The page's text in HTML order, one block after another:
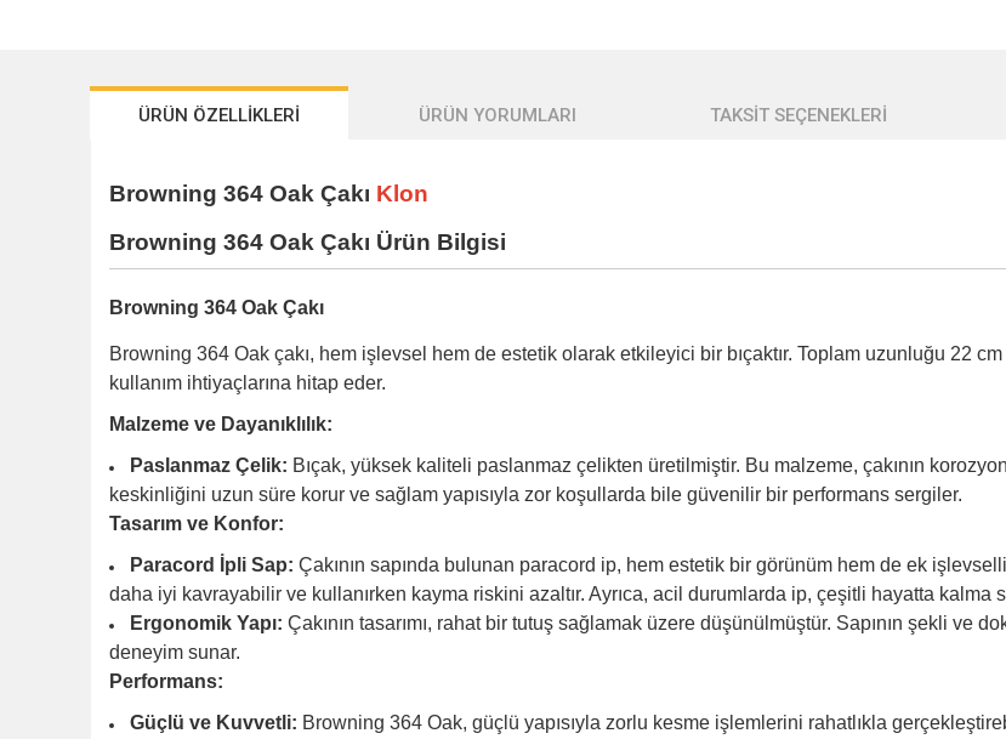
ÜRÜN ÖZELLİKLERİ ÜRÜN YORUMLARI TAKSİT SEÇENEKLERİ
Browning 364 Oak Çakı Klon
Browning 364 Oak Çakı Ürün Bilgisi
Browning 364 Oak Çakı
Browning 364 Oak çakı, hem işlevsel hem de estetik olarak etkileyici bir bıçaktır. Toplam uzunluğu 22
kullanım ihtiyaçlarına hitap eder.
Malzeme ve Dayanıklılık:
Paslanmaz Çelik: Bıçak, yüksek kaliteli paslanmaz çelikten üretilmiştir. Bu malzeme, çakının
keskinliğini uzun süre korur ve sağlam yapısıyla zor koşullarda bile güvenilir bir performans sergiler.
Tasarım ve Konfor:
Paracord İpli Sap: Çakının sapında bulunan paracord ip, hem estetik bir görünüm hem de ek
daha iyi kavrayabilir ve kullanırken kayma riskini azaltır. Ayrıca, acil durumlarda ip, çeşitli hayatta kalma
Ergonomik Yapı: Çakının tasarımı, rahat bir tutuş sağlamak üzere düşünülmüştür. Sapının şekli ve
deneyim sunar.
Performans:
Güçlü ve Kuvvetli: Browning 364 Oak, güçlü yapısıyla zorlu kesme işlemlerini rahatlıkla